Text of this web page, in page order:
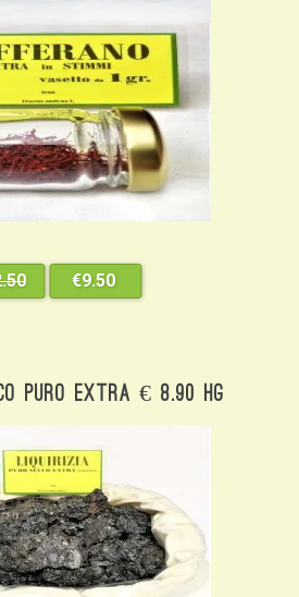
Il prezzo
€12.50.
€9.50
Puro Extra € 8.90 Hg